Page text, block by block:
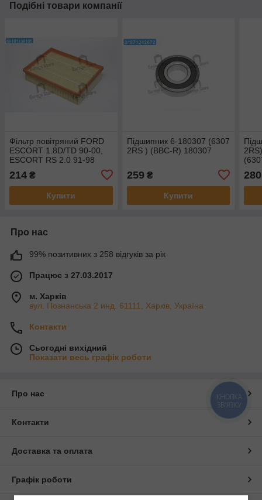
Подібні товари компанії
Фільтр повітряний FORD
ESCORT 1.8D/TD 90-00,
ESCORT RS 2.0 91-98
AF1684
214 ₴
Купити
Підшипник 6-180307 (6307
2RS ) (BBC-R) 180307
259₴
Купити
280
Про нас
99% позитивних з 258 відгуків за рік
Працює з 27.03.2017
м. Харків
вул. Познанська 2 инд. 61111, Харків, Україна
Контакти
Сьогодні вихідний
Показати весь графік роботи
Про нас
Контакти
Доставка та оплата
Графік роботи
КНОПКА
ЗВ'ЯЗКУ